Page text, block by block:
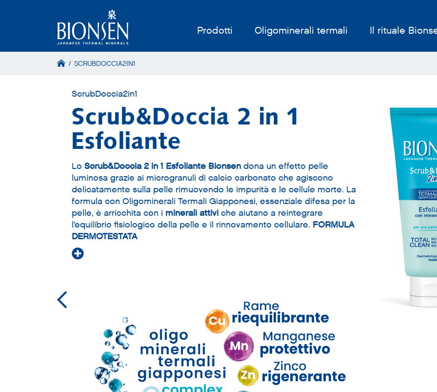
Prodotti Oligominerali termali Il rituale
/ SCRUBDOCCIA2IN1
ScrubDoccia2in1
Scrub&Doccia 2 in 1
Esfoliante
Lo Scrub&Doccia 2 in 1 Esfoliante Bionsen dona un effetto pelle
luminosa grazie ai microgranuli di calcio carbonato che agiscono
delicatamente sulla pelle rimuovendo le impurità e le cellule morte. La
formula con Oligominerali Termali Giapponesi, essenziale difesa per la
pelle, è arricchita con i minerali attivi che aiutano a reintegrare
l’equilibrio fisiologico della pelle e il rinnovamento cellulare. FORMULA
DERMOTESTATA